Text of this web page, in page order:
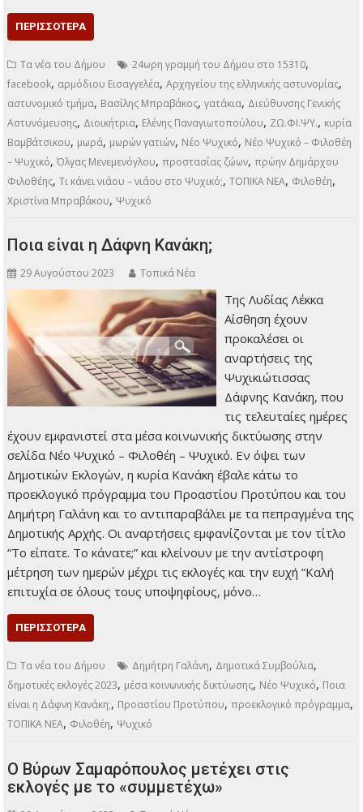
ΠΕΡΙΣΣΌΤΕΡΑ
Τα νέα του Δήμου 24ωρη γραμμή του Δήμου στο 15310,
facebook, αρμόδιου Εισαγγελέα,Αρχηγείου της ελληνικής αστυνομίας,
αστυνομικό τμήμα, Βασίλης Μπραβάκος,γατάκια, Διεύθυνσης Γενικής
Αστυνόμευσης, Διοικήτρια, Ελένης Παναγιωτοπούλου, ΖΩ.ΦΙ.ΨΥ., κυρία
Βαμβάτσικου, μωρά, μωρών γατιών, Νέο Ψυχικό, Νέο Ψυχικό – Φιλοθέη
– Ψυχικό,Όλγας Μενεμενόγλου,προστασίας ζώων,πρώην Δημάρχου
Φιλοθέης,Τι κάνει νιάου – νιάου στο Ψυχικό;,ΤΟΠΙΚΑ ΝΕΑ, Φιλοθέη,
Χριστίνα Μπραβάκου, Ψυχικό
Ποια είναι η Δάφνη Κανάκη;
29 Αυγούστου 2023 Τοπικά Νέα
Της Λυδίας Λέκκα
Αίσθηση έχουν
προκαλέσει οι
αναρτήσεις της
Ψυχικιώτισσας
Δάφνης Κανάκη, που
τις τελευταίες ημέρες
έχουν εμφανιστεί στα μέσα κοινωνικής δικτύωσης στην
σελίδα Νέο Ψυχικό – Φιλοθέη – Ψυχικό. Εν όψει των
Δημοτικών Εκλογών, η κυρία Κανάκη έβαλε κάτω το
προεκλογικό πρόγραμμα του Προαστίου Προτύπου και του
Δημήτρη Γαλάνη και το αντιπαραβάλει με τα πεπραγμένα της
Δημοτικής Αρχής. Οι αναρτήσεις εμφανίζονται με τον τίτλο
“Το είπατε. Το κάνατε;” και κλείνουν με την αντίστροφη
μέτρηση των ημερών μέχρι τις εκλογές και την ευχή “Καλή
επιτυχία σε όλους τους υποψηφίους, μόνο…
ΠΕΡΙΣΣΌΤΕΡΑ
Τα νέα του Δήμου Δημήτρη Γαλάνη, Δημοτικά Συμβούλια,
δημοτικές εκλογές 2023, μέσα κοινωνικής δικτύωσης, Νέο Ψυχικό, Ποια
είναι η Δάφνη Κανάκη;, Προαστίου Προτύπου,προεκλογικό πρόγραμμα,
ΤΟΠΙΚΑ ΝΕΑ, Φιλοθέη, Ψυχικό
Ο Βύρων Σαμαρόπουλος μετέχει στις
εκλογές με το «συμμετέχω»